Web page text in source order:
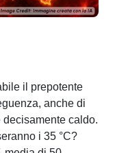
il prepotente
anche di
caldo.
i 35 °C?